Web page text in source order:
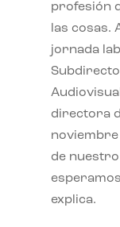
profesión
las cosas.
jornada
directora
noviembre
de
explica.